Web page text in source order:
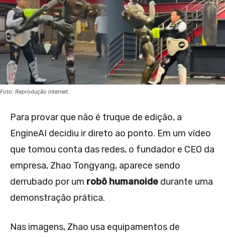
Foto: Reprodução internet.
Para provar que não é truque de edição, a
EngineAI decidiu ir direto ao ponto. Em um vídeo
que tomou conta das redes, o fundador e CEO da
empresa, Zhao Tongyang, aparece sendo
derrubado por um robô humanoide durante uma
demonstração prática.
Nas imagens, Zhao usa equipamentos de